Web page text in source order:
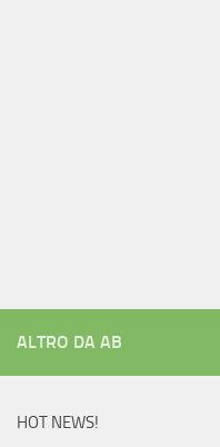
ALTRO DA AB
HOT NEWS!